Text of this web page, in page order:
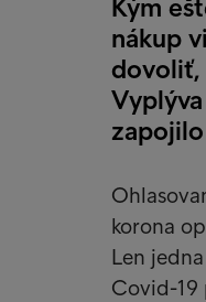
Kým
nákup
dovoliť,
korona
Len
Covid-19